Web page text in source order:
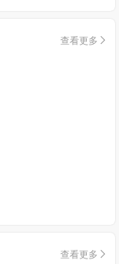
查看更多 
查看更多 